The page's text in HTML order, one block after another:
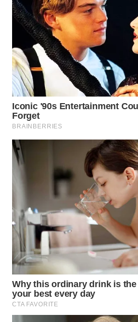
SURABAYA
WN
NATUNA
WN
BINTAN
WN
MANDALIKA
LIKUPANG
LABUANBAJO
WN
BORNEO
Wahana
Media
Group
WAHANA
NEWS